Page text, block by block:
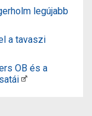
legújabb
a tavaszi
OB és a